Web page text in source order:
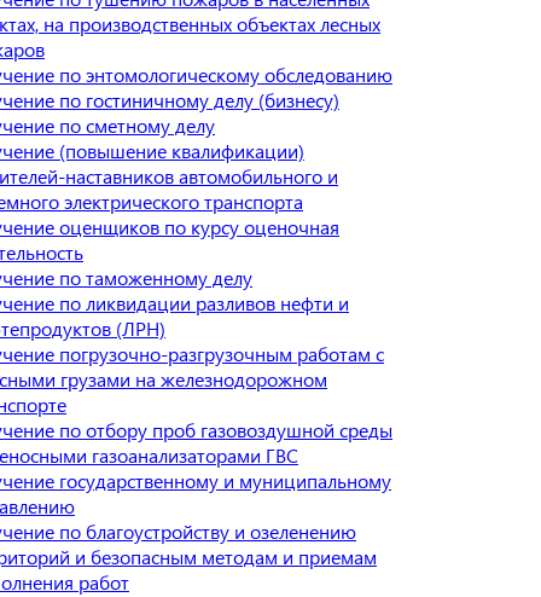
на производственных объектах лесных
по энтомологическому обследованию
по гостиничному делу (бизнесу)
по сметному делу
(повышение квалификации)
наставников автомобильного и
электрического транспорта
оценщиков по курсу оценочная
по таможенному делу
по ликвидации разливов нефти и
(ЛРН)
погрузочно-разгрузочным работам с
грузами на железнодорожном
по отбору проб газовоздушной среды
газоанализаторами ГВС
государственному и муниципальному
по благоустройству и озеленению
и безопасным методам и приемам
работ